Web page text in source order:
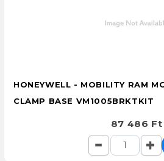
HONEYWELL - MOBILITY RAM
CLAMP BASE VM1005BRKTKIT
87 486 Ft